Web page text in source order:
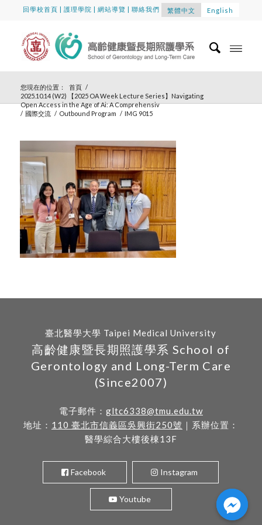
回學校首頁 |護理學院 |網站導覽 | 聯絡我們 繁體中文 English
您現在的位置： 首頁 /
2025.10.14 (W2) 【2025 OA Week Lecture Series】Navigating
Open Access in the Age of Ai: A Comprehensiv
/ 國際交流 / Outbound Program / IMG 9015
臺北醫學大學 Taipei Medical University
高齡健康暨長期照護學系 School of
Gerontology and Long-Term Care
(Since2007)
電子郵件： gltc6338@tmu.edu.tw
地址： 110 臺北市信義區吳興街250號 ｜系辦位置：
醫學綜合大樓後棟13F
Facebook Instagram
Youtube